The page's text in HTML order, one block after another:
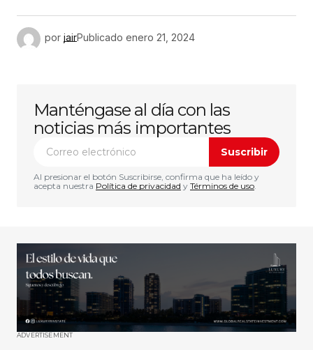
por jairPublicado enero 21, 2024
Manténgase al día con las
noticias más importantes
Suscribir
Al presionar el botón Suscribirse, confirma que ha leído y
acepta nuestra Política de privacidad y Términos de uso
ADVERTISEMENT